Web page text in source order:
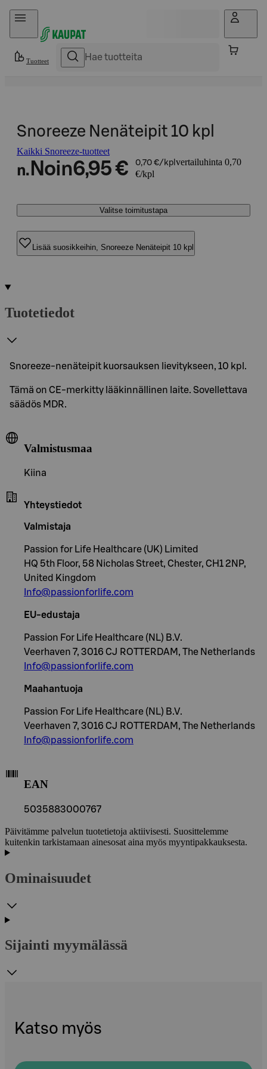
Hyppää sisältöön
Tuotteet
Snoreeze Nenäteipit 10 kpl
Kaikki Snoreeze-tuotteet
n. Noin6,95 € 0,70 €/kpl vertailuhinta 0,70
€/kpl
Valitse toimitustapa
Lisää suosikkeihin, Snoreeze Nenäteipit 10 kpl
Tuotetiedot
Snoreeze-nenäteipit kuorsauksen lievitykseen, 10 kpl.
Tämä on CE-merkitty lääkinnällinen laite. Sovellettava
säädös MDR.
Valmistusmaa
Kiina
Yhteystiedot
Valmistaja
Passion for Life Healthcare (UK) Limited
HQ 5th Floor, 58 Nicholas Street, Chester, CH1 2NP,
United Kingdom
Info@passionforlife.com
EU-edustaja
Passion For Life Healthcare (NL) B.V.
Veerhaven 7, 3016 CJ ROTTERDAM, The Netherlands
Info@passionforlife.com
Maahantuoja
Passion For Life Healthcare (NL) B.V.
Veerhaven 7, 3016 CJ ROTTERDAM, The Netherlands
Info@passionforlife.com
EAN
5035883000767
Päivitämme palvelun tuotetietoja aktiivisesti. Suosittelemme
kuitenkin tarkistamaan ainesosat aina myös myyntipakkauksesta.
Ominaisuudet
Sijainti myymälässä
Katso myös